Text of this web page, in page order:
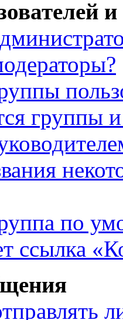
группы
по
ссылка